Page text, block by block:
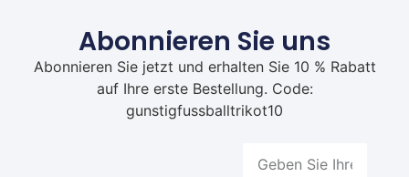
Abonnieren Sie uns
Abonnieren Sie jetzt und erhalten Sie 10 % Rabatt
auf Ihre erste Bestellung. Code:
gunstigfussballtrikot10